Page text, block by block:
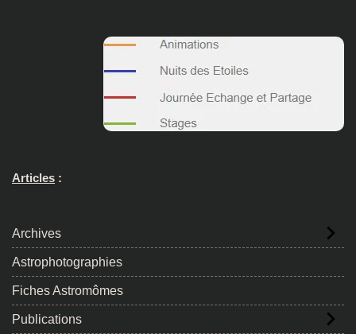
Articles :
Archives
Astrophotographies
Fiches Astromômes
Publications